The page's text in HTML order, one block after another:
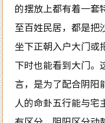
的摆放上都有着一套
至百姓民居，都是把
坐下正朝入户大门或
下时也能看到大门。
言，是为了配合阴阳
人的命卦五行能与